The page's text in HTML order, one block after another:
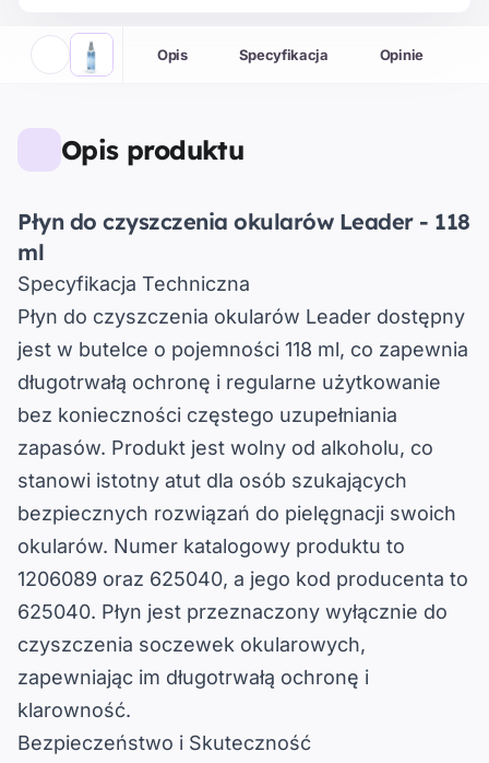
Opis Specyfikacja Opinie
Opis produktu
Płyn do czyszczenia okularów Leader - 118
ml
Specyfikacja Techniczna
Płyn do czyszczenia okularów Leader dostępny
jest w butelce o pojemności 118 ml, co zapewnia
długotrwałą ochronę i regularne użytkowanie
bez konieczności częstego uzupełniania
zapasów. Produkt jest wolny od alkoholu, co
stanowi istotny atut dla osób szukających
bezpiecznych rozwiązań do pielęgnacji swoich
okularów. Numer katalogowy produktu to
1206089 oraz 625040, a jego kod producenta to
625040. Płyn jest przeznaczony wyłącznie do
czyszczenia soczewek okularowych,
zapewniając im długotrwałą ochronę i
klarowność.
Bezpieczeństwo i Skuteczność